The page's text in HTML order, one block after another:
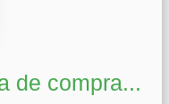
de compra...